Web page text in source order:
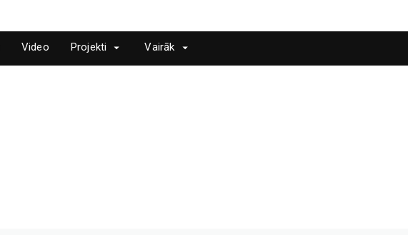
Video Projekti Vairāk